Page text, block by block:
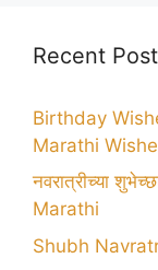
Recent
Birthday
Marathi
नवरात्रीच्या
Marathi
Shubh